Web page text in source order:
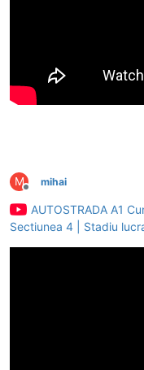
M
Deconectat
mihai
AUTOSTRADA A1
Sectiunea 4 | Stadiu